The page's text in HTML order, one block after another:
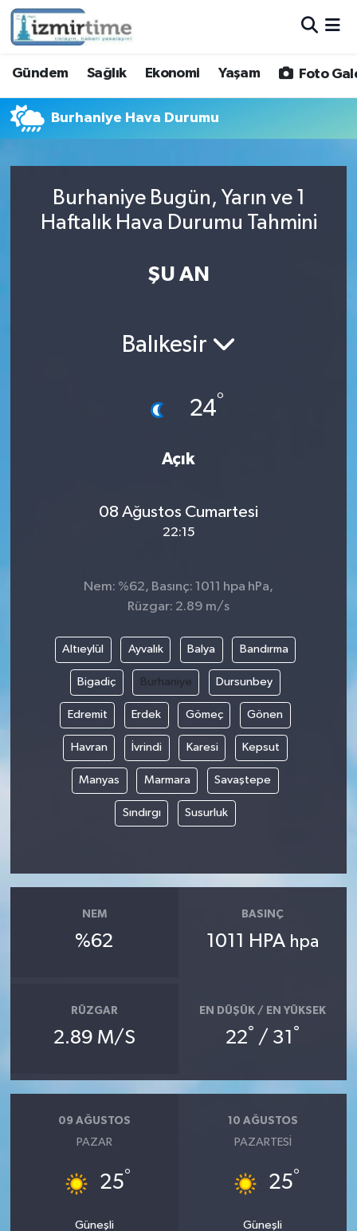
Gündem Sağlık Ekonomi Yaşam Foto
Burhaniye Hava Durumu
Burhaniye Bugün, Yarın ve 1
Haftalık Hava Durumu Tahmini
ŞU AN
Balıkesir
24°
Açık
08 Ağustos Cumartesi
22:15
Nem: %62, Basınç: 1011 hpa hPa,
Rüzgar: 2.89 m/s
Altıeylül Ayvalık Balya Bandırma
Bigadiç Burhaniye Dursunbey
Edremit Erdek Gömeç Gönen
Havran İvrindi Karesi Kepsut
Manyas Marmara Savaştepe
Sındırgı Susurluk
NEM
%62
BASINÇ
1011 HPA hpa
RÜZGAR
2.89 M/S
EN DÜŞÜK / EN YÜKSEK
22° / 31 °
09 AĞUSTOS
PAZAR
25°
Güneşli
10 AĞUSTOS
PAZARTESI
25°
Güneşli
Sağlık
Ekonomi
Foto Galeri
Hava Durumu
İzmir Namaz Vakitleri
Süper Lig Puan Durumu ve Fikstür